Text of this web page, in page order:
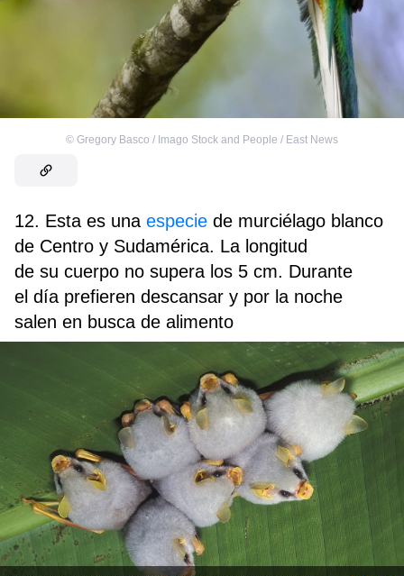
© Gregory Basco / Imago Stock and People / East News
12. Esta es una especie de murciélago blanco
de Centro y Sudamérica. La longitud
de su cuerpo no supera los 5 cm. Durante
el día prefieren descansar y por la noche
salen en busca de alimento